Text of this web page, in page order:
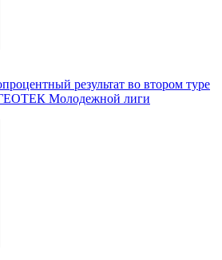
результат во втором туре
Молодежной лиги